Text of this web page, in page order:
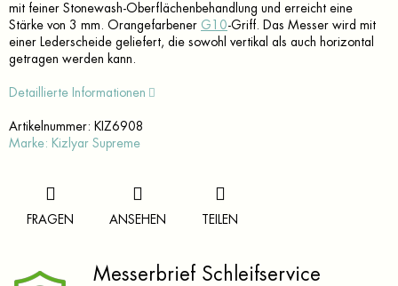
mit feiner Stonewash-Oberflächenbehandlung und erreicht eine
Stärke von 3 mm. Orangefarbener G10-Griff. Das Messer wird mit
einer Lederscheide geliefert, die sowohl vertikal als auch horizontal
getragen werden kann.
Detaillierte Informationen
Artikelnummer: KIZ6908
Marke: Kizlyar Supreme
FRAGEN ANSEHEN TEILEN
Messerbrief Schleifservice